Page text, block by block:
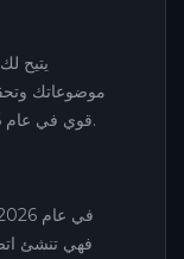
يتيح
موضوعاتك
قوي في عام 2026 يساعد منشئي المحتوى على التميز.
فهي تنشئ